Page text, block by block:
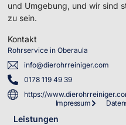
und Umgebung, und wir sind
zu sein.
Kontakt
Rohrservice in Oberaula
info@dierohrreiniger.com
0178 119 49 39
https://
Impressum
Leistungen